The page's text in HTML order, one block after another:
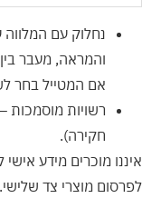
והמראה, מעבר
אם המטייל בחר
רשויות מוסמכות
חקירה).
איננו מוכרים מידע
לפרסום מוצרי צד שלישי.